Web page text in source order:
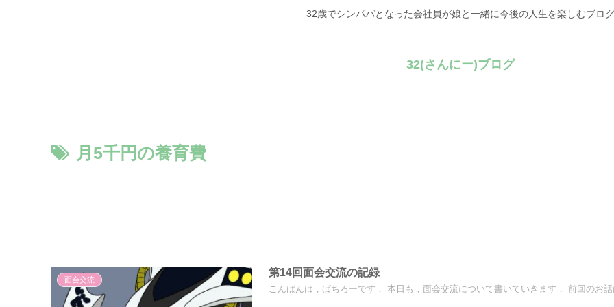
32歳でシンパパとなった会社員が娘と一緒に今後の人生を楽しむブログ
32(さんにー)ブログ
月5千円の養育費
面会交流
第14回面会交流の記録
こんばんは，ぱちろーです． 本日も，面会交流について書いていきます． 前回のお